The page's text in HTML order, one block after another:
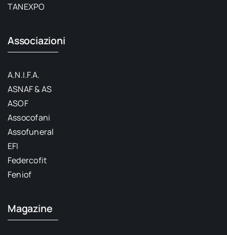
TANEXPO
Associazioni
A.N.I.F.A.
ASNAF & AS
ASOF
Assocofani
Assofuneral
EFI
Federcofit
Feniof
Magazine